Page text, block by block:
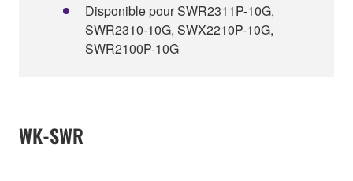
Disponible pour SWR2311P-10G,
SWR2310-10G, SWX2210P-10G,
SWR2100P-10G
WK-SWR